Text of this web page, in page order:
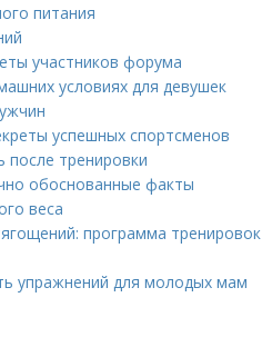
питания
участников форума
условиях для девушек
успешных спортсменов
после тренировки
обоснованные факты
веса
программа тренировок
упражнений для молодых мам